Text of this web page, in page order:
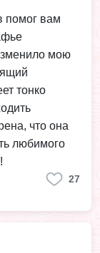
помог вам
мою
тонко
что она
любимого
27